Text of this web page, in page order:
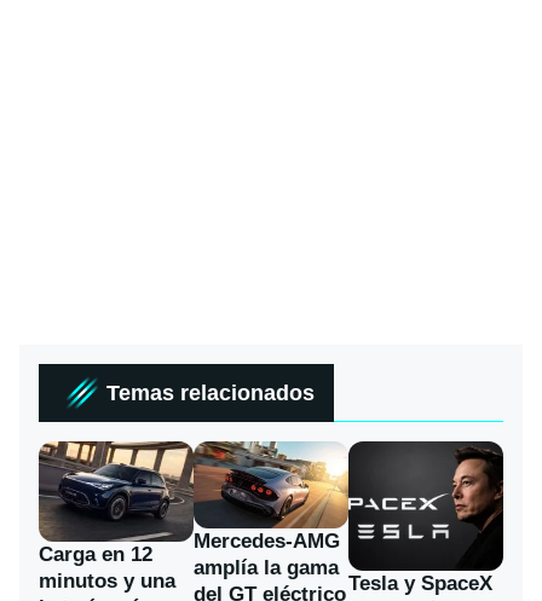
Temas relacionados
Carga en 12
minutos y una
Mercedes-AMG
amplía la gama
del GT eléctricoTesla y SpaceX